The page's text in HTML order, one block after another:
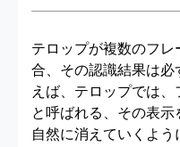
テロップが複数のフ
合、その認識結果は必
えば、テロップでは
と呼ばれる、その表示
自然に消えていくよ